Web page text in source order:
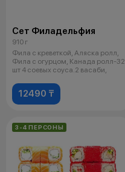
Сет Филадельфия
910 г
Фила с креветкой, Аляска ролл,
Фила с огурцом, Канада ролл-32
шт 4 соевых соуса.2 васаби,
12490 ₸
3-4 ПЕРСОНЫ